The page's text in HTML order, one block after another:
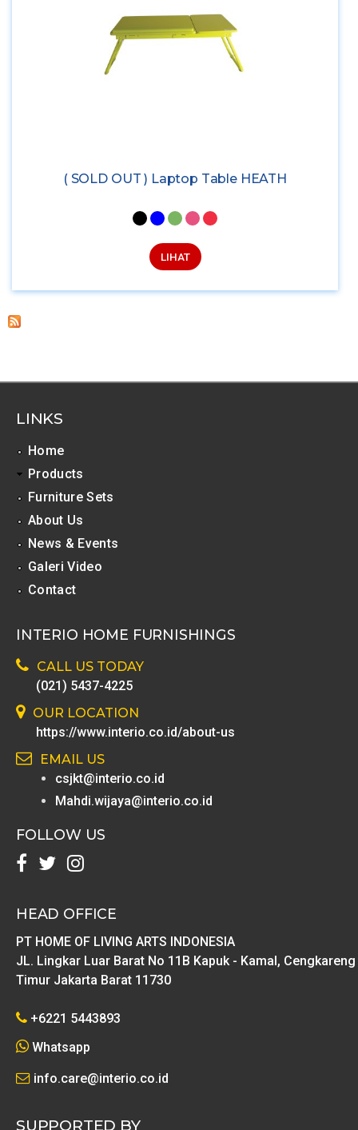
( SOLD OUT ) Laptop Table HEATH
LIHAT
LINKS
Home
Products
Furniture Sets
About Us
News & Events
Galeri Video
Contact
INTERIO HOME FURNISHINGS
CALL US TODAY
(021) 5437-4225
OUR LOCATION
https://www.interio.co.id/about-us
EMAIL US
csjkt@interio.co.id
Mahdi.wijaya@interio.co.id
FOLLOW US
HEAD OFFICE
PT HOME OF LIVING ARTS INDONESIA
JL. Lingkar Luar Barat No 11B Kapuk - Kamal, Cengkareng
Timur Jakarta Barat 11730
+6221 5443893
Whatsapp
info.care@interio.co.id
SUPPORTED BY